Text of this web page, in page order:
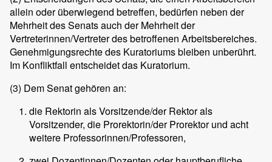
allein oder überwiegend betreffen, bedürfen neben der
Mehrheit des Senats auch der Mehrheit der
Vertreterinnen/Vertreter des betroffenen Arbeitsbereiches.
Genehmigungsrechte des Kuratoriums bleiben unberührt.
Im Konfliktfall entscheidet das Kuratorium.
(3) Dem Senat gehören an:
die Rektorin als Vorsitzende/der Rektor als
Vorsitzender, die Prorektorin/der Prorektor und acht
weitere Professorinnen/Professoren,